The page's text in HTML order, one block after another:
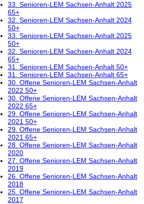
33. Senioren-LEM Sachsen-Anhalt 2025
65+
32. Senioren-LEM Sachsen-Anhalt 2024
50+
33. Senioren-LEM Sachsen-Anhalt 2025
50+
32. Senioren-LEM Sachsen-Anhalt 2024
65+
31. Senioren-LEM Sachsen-Anhalt 50+
31. Senioren-LEM Sachsen-Anhalt 65+
30. Offene Senioren-LEM Sachsen-Anhalt
2022 50+
30. Offene Senioren-LEM Sachsen-Anhalt
2022 65+
29. Offene Senioren-LEM Sachsen-Anhalt
2021 50+
29. Offene Senioren-LEM Sachsen-Anhalt
2021 65+
28. Offene Senioren-LEM Sachsen-Anhalt
2020
27. Offene Senioren-LEM Sachsen-Anhalt
2019
26. Offene Senioren-LEM Sachsen-Anhalt
2018
25. Offene Senioren-LEM Sachsen-Anhalt
2017